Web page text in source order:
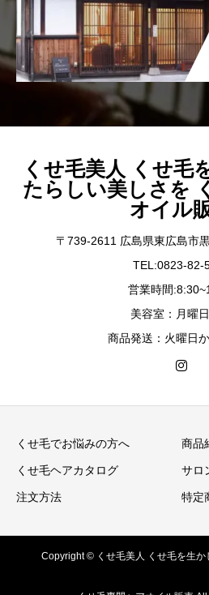
くせ毛美人 くせ毛
たらしい美しさを
オイル
〒739-2611 広島県東広島市
TEL:0823-82-
営業時間
美容室：月曜
商品発送：火曜日
くせ毛でお悩みの方へ 商品
くせ毛ヘアカタログ サロ
注文方法 特定
Copyright © くせ毛美人 くせ毛を生か